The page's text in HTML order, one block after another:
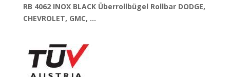
RB 4062 INOX BLACK Überrollbügel Rollbar DODGE,
CHEVROLET, GMC, …